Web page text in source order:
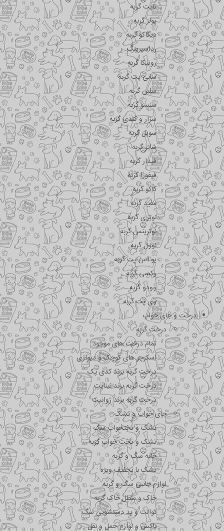
تاپت گربه
پولر گربه
دیکاکو گربه
رداسپرینگ
روتیکا گربه
سانی پت گربه
سلبن گربه
سنسو گربه
سزار و کندی گربه
سویل گربه
شایر گربه
فیدار گربه
فیفورا گربه
کاکو گربه
مفید گربه
نوتری گربه
نوترینس گربه
نوول گربه
یو اس پت گربه
وکسی گربه
وودو گربه
وی پت گربه
درخت و جای خواب
درخت گربه
تمام درخت های موجود
اسکرچر های کوچک و دیواری
درخت گربه برند کدی پک
درخت گربه برند نیناپت
درخت گربه برند ژوانیت
جای خواب و تشک
تشک و تختحواب سگ
تشک و تخت خواب گربه
خانه سگ و گربه
تشک با تخفیف ویژه
لوازم جانبی سگ و گربه
خاک و سطل خاک گربه
توالت و پد دستشویی سگ
باکس و لوازم حمل و نقل